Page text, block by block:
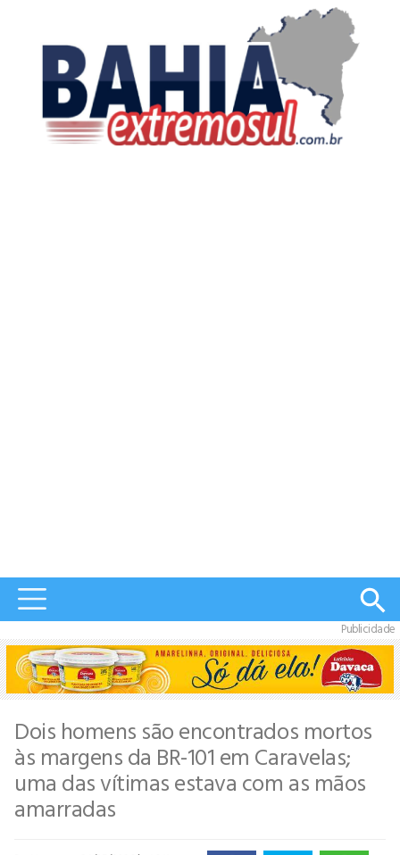
Publicidade
Dois homens são encontrados mortos
às margens da BR-101 em Caravelas;
uma das vítimas estava com as mãos
amarradas